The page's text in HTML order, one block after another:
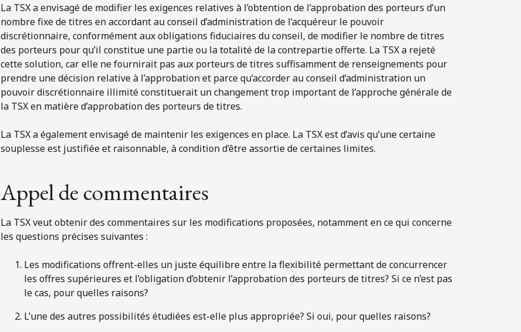
La TSX a envisagé de modifier les exigences relatives à l’obtention de l’approbation des porteurs d’un
nombre fixe de titres en accordant au conseil d’administration de l’acquéreur le pouvoir
discrétionnaire, conformément aux obligations fiduciaires du conseil, de modifier le nombre de titres
des porteurs pour qu’il constitue une partie ou la totalité de la contrepartie offerte. La TSX a rejeté
cette solution, car elle ne fournirait pas aux porteurs de titres suffisamment de renseignements pour
prendre une décision relative à l’approbation et parce qu’accorder au conseil d’administration un
pouvoir discrétionnaire illimité constituerait un changement trop important de l’approche générale de
la TSX en matière d’approbation des porteurs de titres.
La TSX a également envisagé de maintenir les exigences en place. La TSX est d’avis qu’une certaine
souplesse est justifiée et raisonnable, à condition d’être assortie de certaines limites.
Appel de commentaires
La TSX veut obtenir des commentaires sur les modifications proposées, notamment en ce qui concerne
les questions précises suivantes :
Les modifications offrent-elles un juste équilibre entre la flexibilité permettant de concurrencer
les offres supérieures et l’obligation d’obtenir l’approbation des porteurs de titres? Si ce n’est pas
le cas, pour quelles raisons?
L’une des autres possibilités étudiées est-elle plus appropriée? Si oui, pour quelles raisons?